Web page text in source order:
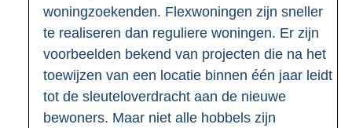
woningzoekenden. Flexwoningen zijn sneller
te realiseren dan reguliere woningen. Er zijn
voorbeelden bekend van projecten die na het
toewijzen van een locatie binnen één jaar leidt
tot de sleuteloverdracht aan de nieuwe
bewoners. Maar niet alle hobbels zijn